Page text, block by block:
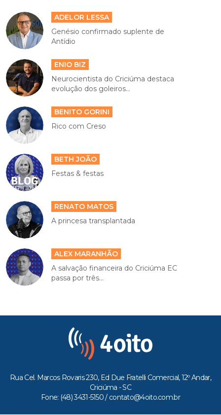
ADELOR LESSA
Genésio confirmado suplente de
Antídio
ENIO BIZ
Neurocientista do Criciúma destaca
evolução dos goleiros...
BENITO GORINI
Rico com Creso
BETH JOÃO
Festas & festas
RENATO MATOS
A princesa transplantada
ALEX MARANHÃO
A salvação financeira do Criciúma EC
passa por três...
Rua Cel. Marcos Rovaris 230, Ed Due Fratelli Comercial, 12º Andar,
Criciúma - SC
Fone: (48) 3431-5150 / contato@4oito.com.br